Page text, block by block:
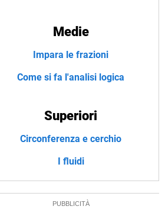
Medie
Impara le frazioni
Come si fa l'analisi logica
Superiori
Circonferenza e cerchio
I fluidi